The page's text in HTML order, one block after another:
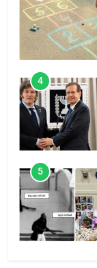
לע"מ Photos By
: Haim Zach /
GPO
4
5